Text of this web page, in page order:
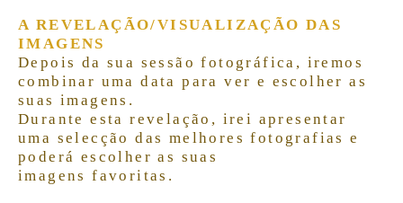
A REVELAÇÃO/VISUALIZAÇÃO DAS
IMAGENS
Depois da sua sessão fotográfica, iremos
combinar uma data para ver e escolher as
suas imagens.
Durante esta revelação, irei apresentar
uma selecção das melhores fotografias e
poderá escolher as suas
imagens favoritas.